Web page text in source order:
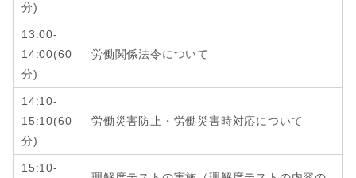
分)
13:00-
14:00(60
分)
労働関係法令について
14:10-
15:10(60
分)
労働災害防止・労働災害時対応について
15:10-